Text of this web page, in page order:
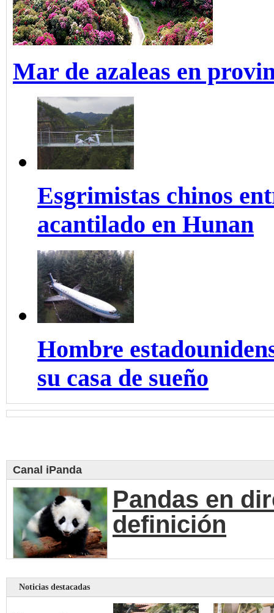
Mar de azaleas en
Esgrimistas chinos
acantilado en Hunan
Hombre
su casa de sueño
Canal iPanda
Pandas en
definición
Noticias destacadas